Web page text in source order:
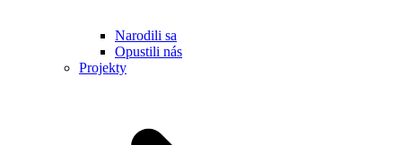
Narodili sa
Opustili nás
Projekty